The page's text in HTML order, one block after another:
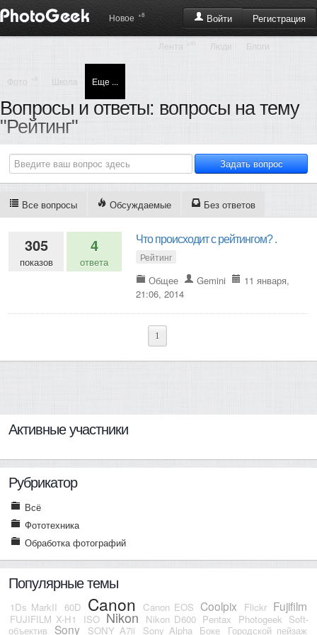
Войти Регистрация
Новое +8
Лента +41 Люди Блоги
Фото Школа Еще ...
Вопросы и ответы: вопросы на тему
"Рейтинг"
Все вопросы Обсуждаемые Без ответов
305
показов
4
ответа
Что происходит с рейтингом? .
Рейтинг
Общее Gemini
11 января,
21:06, 2014
1
Активные участники
Рубрикатор
Всё
Фототехника
Обработка фотографий
Популярные темы
1Ds MarkII 60D Canon Canon EOS Coolpix Flickr Fujifilm
FUJIFILM X-H1 ISO Nikon Nikon D600 Pentax Photogeek Soft-
объектив
Sony SONY A7ii Sony Alpha Боке Городской пейзаж